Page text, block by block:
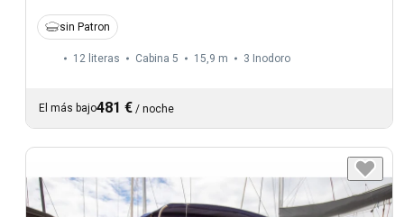
sin Patron
12 literas Cabina 5 15,9 m 3 Inodoro
El más bajo481 € / noche